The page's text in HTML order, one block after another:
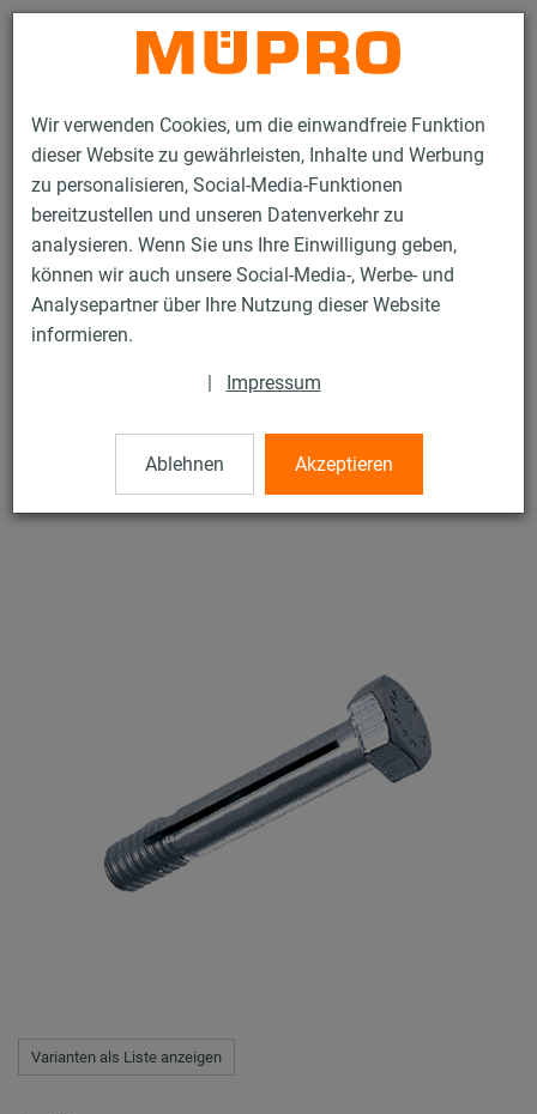
Wir verwenden Cookies, um die einwandfreie Funktion
dieser Website zu gewährleisten, Inhalte und Werbung
zu personalisieren, Social-Media-Funktionen
bereitzustellen und unseren Datenverkehr zu
analysieren. Wenn Sie uns Ihre Einwilligung geben,
können wir auch unsere Social-Media-, Werbe- und
Analysepartner über Ihre Nutzung dieser Website
informieren.
| Impressum
Ablehnen Akzeptieren
Kontakt
Produkte Befestigungstechnik Beschilderung Spannsatz
18 / 18
Spannsatz
ML-Spannschraube Nr. 709-1, M10 x 45 mm, geschlitzter
Schaft, verzinkt
Varianten als Liste anzeigen